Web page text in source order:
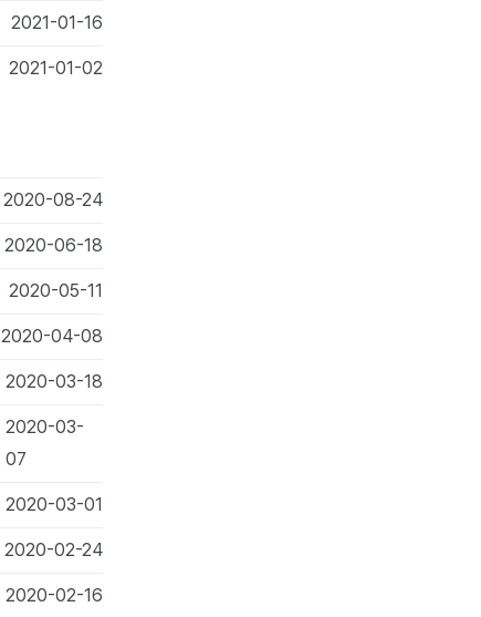
2021-01-16
2021-01-02
2020-08-24
2020-06-18
2020-05-11
2020-04-08
2020-03-18
2020-03-
07
2020-03-01
2020-02-24
2020-02-16